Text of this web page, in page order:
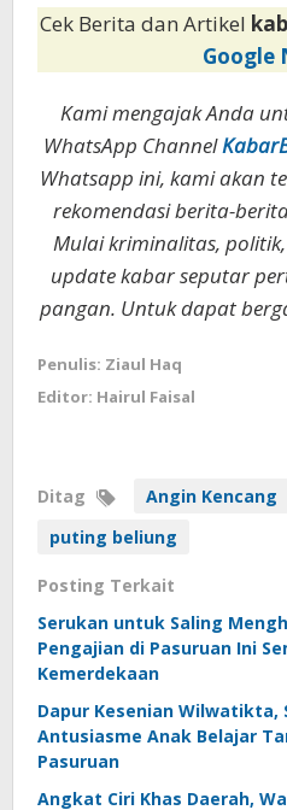
Cek Berita dan Artikel
Google
Kami mengajak Anda
WhatsApp Channel
Whatsapp ini, kami akan
rekomendasi berita-
Mulai kriminalitas,
update kabar seputar
pangan. Untuk dapat
Penulis: Ziaul Haq
Editor: Hairul Faisal
Ditag Angin Kencang
puting beliung
Posting Terkait
Serukan untuk Saling
Pengajian di Pasuruan Ini
Kemerdekaan
Dapur Kesenian
Antusiasme Anak Belajar
Pasuruan
Angkat Ciri Khas Daerah,